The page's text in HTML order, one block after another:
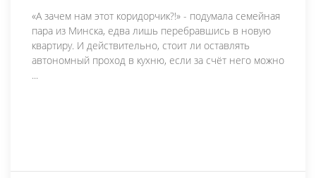
«А зачем нам этот коридорчик?!» - подумала семейная
пара из Минска, едва лишь перебравшись в новую
квартиру. И действительно, стоит ли оставлять
автономный проход в кухню, если за счёт него можно
...